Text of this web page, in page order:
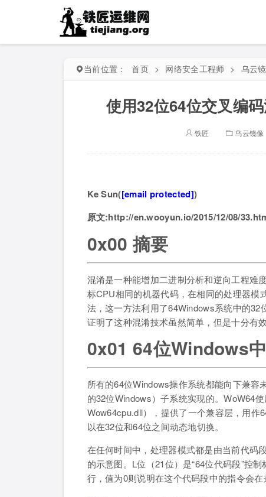
当前位置： 首页 > 网络安全工程师 > 乌云
使用32位64位交叉编
铁匠 乌云镜像
Ke Sun([email protected])
原文:http://en.wooyun.io/2015/12/08/
0x00 摘要
混淆是一种能增加二进制分析和逆向工程难
标CPU相同的机器代码，在相同的处理器模
法，这一方法利用了64Windows系统中的
证明了这种混淆技术虽然简单，但是十分有效
0x01 64位Windows
所有的64位Windows操作系统都能向下兼容
的32位Windows）子系统实现的。WoW64
Wow64cpu.dll），提供了一个兼容层，用
以在32位和64位之间动态地切换。
在任何时间中，处理器模式都是由当前代码
的示意图。L位（21位）是“64位代码段”控
行，值为0则说明在这个代码段中的指令会